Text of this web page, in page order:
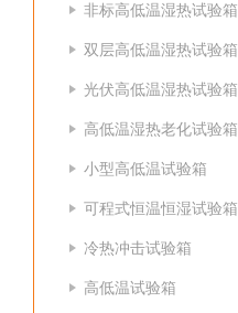
非标高低温湿热试验箱
双层高低温湿热试验箱
光伏高低温湿热试验箱
高低温湿热老化试验箱
小型高低温试验箱
可程式恒温恒湿试验箱
冷热冲击试验箱
高低温试验箱